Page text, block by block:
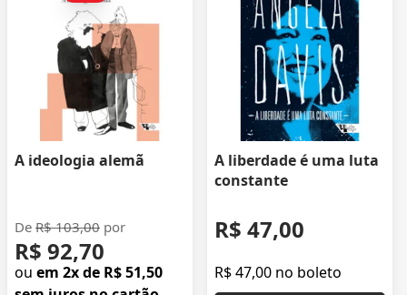
A ideologia alemã
De R$ 103,00 por
R$ 92,70
ou em 2x de R$ 51,50
A liberdade é uma luta
constante
R$ 47,00
R$ 47,00 no boleto